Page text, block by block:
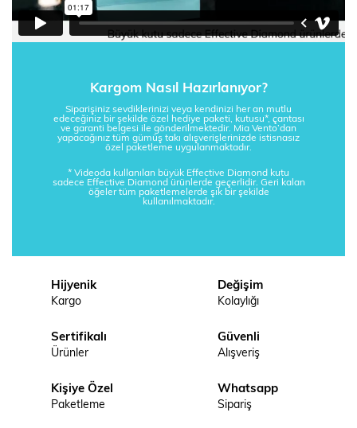
Kargom Nasıl Hazırlanıyor?
Siparişiniz sevdiklerinizi veya kendinizi her an mutlu
edeceğiniz bir şekilde özel hediye paketi, kutusu*, çantası
ve garanti belgesi ile gönderilmektedir. Mia Vento’dan
yapacağınız tüm gümüş takı alışverişlerinizde istisnasız
özel paketleme uygulanmaktadır.
* Videoda kullanılan büyük Effective Diamond kutu
sadece Effective Diamond ürünlerde geçerlidir. Geri kalan
öğeler tüm paketlemelerde şık bir şekilde
kullanılmaktadır.
Hijyenik
Kargo
Değişim
Kolaylığı
Sertifikalı
Ürünler
Güvenli
Alışveriş
Kişiye Özel
Paketleme
Whatsapp
Sipariş